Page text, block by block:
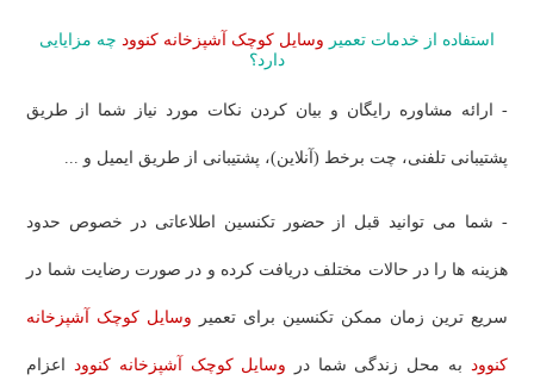
استفاده از خدمات تعمیر وسایل کوچک آشپزخانه کنوود چه مزایایی
دارد؟
- ارائه مشاوره رایگان و بیان کردن نکات مورد نیاز شما از طریق
پشتیبانی تلفنی، چت برخط (آنلاین)، پشتیبانی از طریق ایمیل و ...
- شما می توانید قبل از حضور تکنسین اطلاعاتی در خصوص حدود
هزینه ها را در حالات مختلف دریافت کرده و در صورت رضایت شما در
سریع ترین زمان ممکن تکنسین برای تعمیر وسایل کوچک آشپزخانه
کنوود به محل زندگی شما در وسایل کوچک آشپزخانه کنوود اعزام